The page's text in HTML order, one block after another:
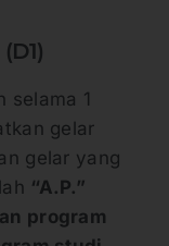
selama 1
gelar
gelar yang
“A.P.”
program